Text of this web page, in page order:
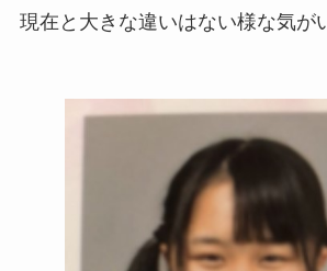
現在と大きな違いはない様な気が